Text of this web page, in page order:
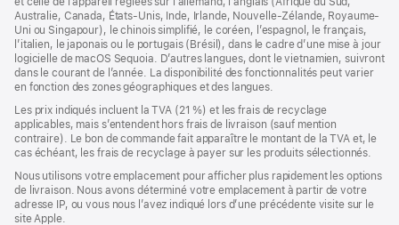
Australie, Canada, États-Unis, Inde, Irlande, Nouvelle-Zélande, Royaume-
Uni ou Singapour), le chinois simplifié, le coréen, l’espagnol, le français,
l’italien, le japonais ou le portugais (Brésil), dans le cadre d’une mise à jour
logicielle de macOS Sequoia. D’autres langues, dont le vietnamien, suivront
dans le courant de l’année. La disponibilité des fonctionnalités peut varier
en fonction des zones géographiques et des langues.
Les prix indiqués incluent la TVA (21 %) et les frais de recyclage
applicables, mais s’entendent hors frais de livraison (sauf mention
contraire). Le bon de commande fait apparaître le montant de la TVA et, le
cas échéant, les frais de recyclage à payer sur les produits sélectionnés.
Nous utilisons votre emplacement pour afficher plus rapidement les options
de livraison. Nous avons déterminé votre emplacement à partir de votre
adresse IP, ou vous nous l’avez indiqué lors d’une précédente visite sur le
site Apple.